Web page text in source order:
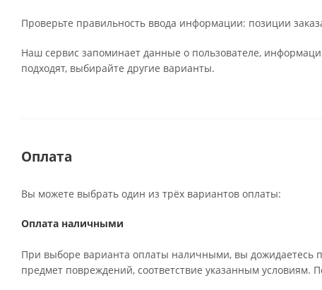
Проверьте правильность ввода информации: позиции
Наш сервис запоминает данные о пользователе,
подходят, выбирайте другие варианты.
Оплата
Вы можете выбрать один из трёх вариантов оплаты:
Оплата наличными
При выборе варианта оплаты наличными, вы дожидаетесь
предмет повреждений, соответствие указанным условиям.